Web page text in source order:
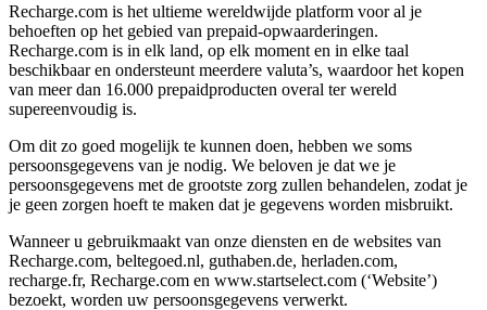
Recharge.com is het ultieme wereldwijde platform voor al je
behoeften op het gebied van prepaid-opwaarderingen.
Recharge.com is in elk land, op elk moment en in elke taal
beschikbaar en ondersteunt meerdere valuta’s, waardoor het kopen
van meer dan 16.000 prepaidproducten overal ter wereld
supereenvoudig is.
Om dit zo goed mogelijk te kunnen doen, hebben we soms
persoonsgegevens van je nodig. We beloven je dat we je
persoonsgegevens met de grootste zorg zullen behandelen, zodat je
je geen zorgen hoeft te maken dat je gegevens worden misbruikt.
Wanneer u gebruikmaakt van onze diensten en de websites van
Recharge.com, beltegoed.nl, guthaben.de, herladen.com,
recharge.fr, Recharge.com en www.startselect.com (‘Website’)
bezoekt, worden uw persoonsgegevens verwerkt.